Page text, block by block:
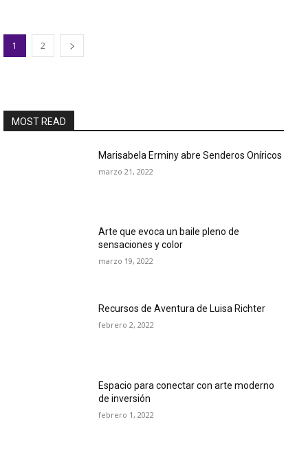
1 2
MOST READ
Marisabela Erminy abre Senderos Oníricos
marzo 21, 2022
Arte que evoca un baile pleno de
sensaciones y color
marzo 19, 2022
Recursos de Aventura de Luisa Richter
febrero 2, 2022
Espacio para conectar con arte moderno
de inversión
febrero 1, 2022